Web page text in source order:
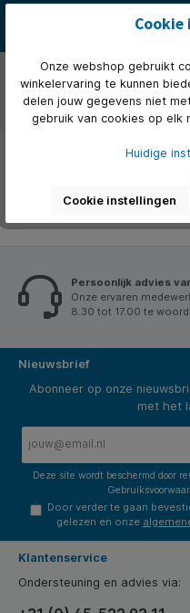
Beschrijving
extra zware uitvoering met
Over het merk
Beoordelingen
Persoonlijk advies
Onze ervaren
8.30 tot 17.00 te
Nieuwsbrief
Abonneer op onze
met het
Deze site wordt beschermd door
Door verder te gaan
gelezen en onze
Klantenservice
Ondersteuning en advies via:
Onze webshop gebruikt
winkelervaring te kunnen
delen jouw gegevens niet
gebruik van cookies op elk
Huidige
Cookie instellingen